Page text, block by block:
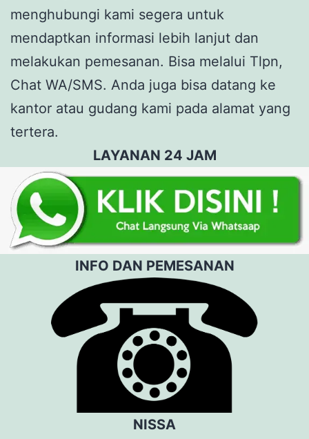
menghubungi kami segera untuk
mendaptkan informasi lebih lanjut dan
melakukan pemesanan. Bisa melalui Tlpn,
Chat WA/SMS. Anda juga bisa datang ke
kantor atau gudang kami pada alamat yang
tertera.
LAYANAN 24 JAM
INFO DAN PEMESANAN
NISSA